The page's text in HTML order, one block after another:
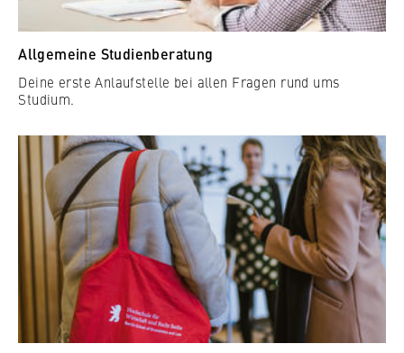
Allgemeine Studienberatung
Deine erste Anlaufstelle bei allen Fragen rund ums
Studium.